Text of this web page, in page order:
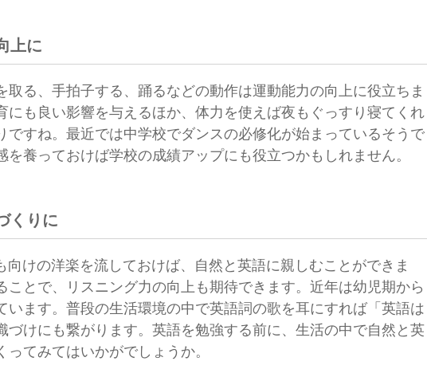
上に
取る、手拍子する、踊るなどの動作は運動能力の向上に役立ちま
にも良い影響を与えるほか、体力を使えば夜もぐっすり寝てくれ
ですね。最近では中学校でダンスの必修化が始まっているそうで
を養っておけば学校の成績アップにも役立つかもしれません。
くりに
向けの洋楽を流しておけば、自然と英語に親しむことができま
ことで、リスニング力の向上も期待できます。近年は幼児期から
います。普段の生活環境の中で英語詞の歌を耳にすれば「英語は
づけにも繋がります。英語を勉強する前に、生活の中で自然と英
てみてはいかがでしょうか。